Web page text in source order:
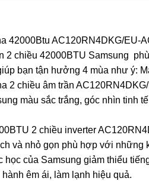
42000Btu AC120RN4DKG/
2 chiều 42000BTU Samsung
bạn tận hưởng 4 mùa như ý:
2 chiều âm trần
màu sắc trắng, góc nhìn tinh
2 chiều inverter
và nhỏ gọn phù hợp với
học của Samsung giảm thiểu
êm ái, làm lạnh hiệu quả.